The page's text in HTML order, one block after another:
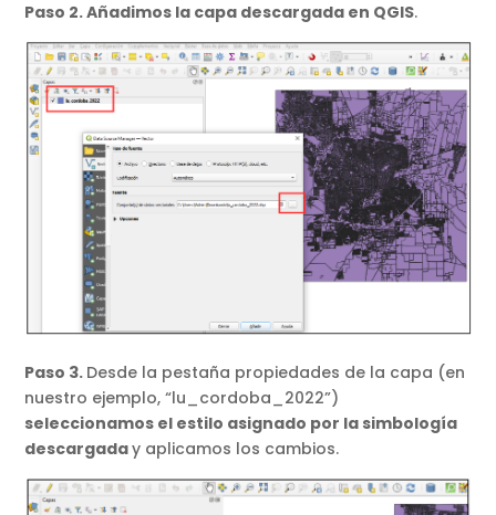
Paso 2. Añadimos la capa descargada en QGIS.
Paso 3. Desde la pestaña propiedades de la capa (en
nuestro ejemplo, “lu_cordoba_2022”)
seleccionamos el estilo asignado por la simbología
descargaday aplicamos los cambios.